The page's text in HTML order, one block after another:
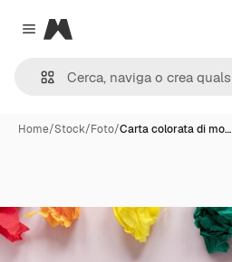
Close menu
Magnific
Home/Stock/Foto/Carta colorata di mo…